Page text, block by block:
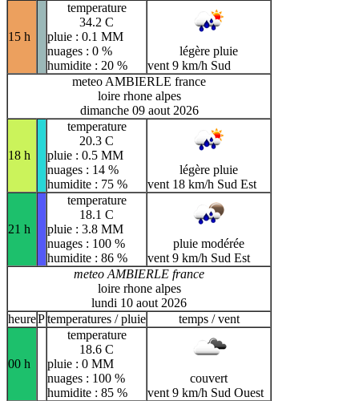
15 h
temperature
34.2 C
pluie : 0.1 MM
nuages : 0 %
humidite : 20 %
légère pluie
vent 9 km/h Sud
meteo AMBIERLE france
loire rhone alpes
dimanche 09 aout 2026
18 h
temperature
20.3 C
pluie : 0.5 MM
nuages : 14 %
humidite : 75 %
légère pluie
vent 18 km/h Sud Est
21 h
temperature
18.1 C
pluie : 3.8 MM
nuages : 100 %
humidite : 86 %
pluie modérée
vent 9 km/h Sud Est
meteo AMBIERLE france
loire rhone alpes
lundi 10 aout 2026
heurePtemperatures / pluie temps / vent
00 h
temperature
18.6 C
pluie : 0 MM
nuages : 100 %
humidite : 85 %
couvert
vent 9 km/h Sud Ouest